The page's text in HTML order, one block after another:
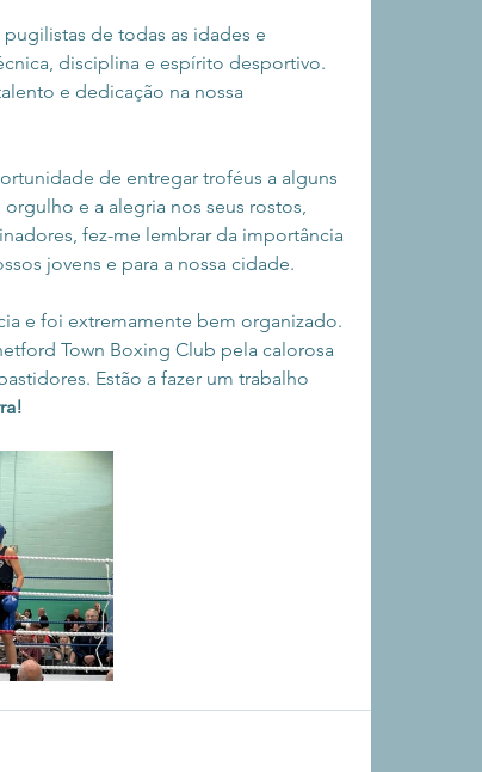
de todas as idades e
disciplina e espírito desportivo.
e dedicação na nossa
de entregar troféus a alguns
e a alegria nos seus rostos,
fez-me lembrar da importância
jovens e para a nossa cidade.
e foi extremamente bem organizado.
Town Boxing Club pela calorosa
Estão a fazer um trabalho